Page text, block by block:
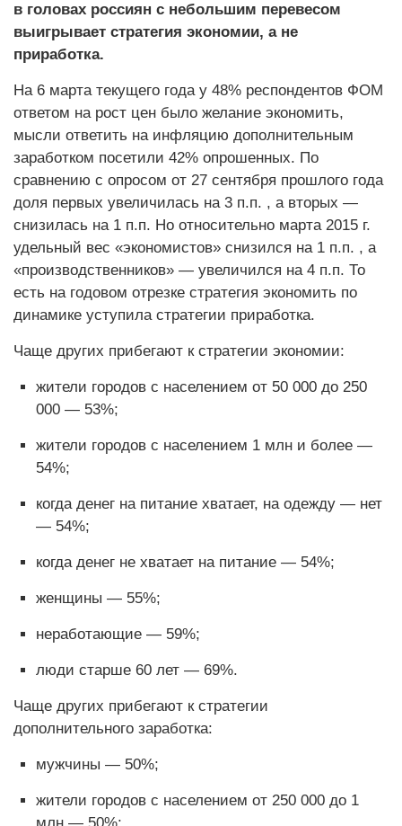
в головах россиян с небольшим перевесом
выигрывает стратегия экономии, а не
приработка.
На 6 марта текущего года у 48% респондентов ФОМ
ответом на рост цен было желание экономить,
мысли ответить на инфляцию дополнительным
заработком посетили 42% опрошенных. По
сравнению с опросом от 27 сентября прошлого года
доля первых увеличилась на 3 п.п. , а вторых —
снизилась на 1 п.п. Но относительно марта 2015 г.
удельный вес «экономистов» снизился на 1 п.п. , а
«производственников» — увеличился на 4 п.п. То
есть на годовом отрезке стратегия экономить по
динамике уступила стратегии приработка.
Чаще других прибегают к стратегии экономии:
жители городов с населением от 50 000 до 250
000 — 53%;
жители городов с населением 1 млн и более —
54%;
когда денег на питание хватает, на одежду — нет
— 54%;
когда денег не хватает на питание — 54%;
женщины — 55%;
неработающие — 59%;
люди старше 60 лет — 69%.
Чаще других прибегают к стратегии
дополнительного заработка:
мужчины — 50%;
жители городов с населением от 250 000 до 1